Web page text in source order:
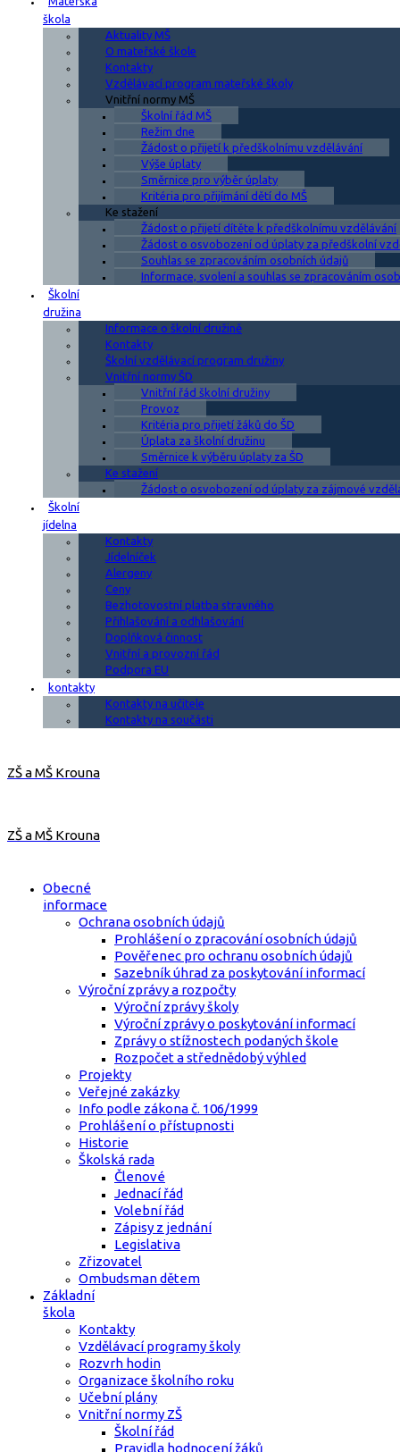
škola
Aktuality MŠ
O mateřské škole
Kontakty
Vzdělávací program mateřské školy
Vnitřní normy MŠ
Školní řád MŠ
Režim dne
Žádost o přijetí k předškolnímu vzdělávání
Výše úplaty
Směrnice pro výběr úplaty
Kritéria pro přijímání dětí do MŠ
Ke stažení
Žádost o přijetí dítěte k předškolnímu vzdělávání
Žádost o osvobození od úplaty za předškolní
Souhlas se zpracováním osobních údajů
Informace, svolení a souhlas se zpracováním
Školní
družina
Informace o školní družině
Kontakty
Školní vzdělávací program družiny
Vnitřní normy ŠD
Vnitřní řád školní družiny
Provoz
Kritéria pro přijetí žáků do ŠD
Úplata za školní družinu
Směrnice k výběru úplaty za ŠD
Ke stažení
Žádost o osvobození od úplaty za zájmové
Školní
jídelna
Kontakty
Jídelníček
Alergeny
Ceny
Bezhotovostní platba stravného
Přihlašování a odhlašování
Doplňková činnost
Vnitřní a provozní řád
Podpora EU
kontakty
Kontakty na učitele
Kontakty na součásti
ZŠ a MŠ Krouna
ZŠ a MŠ Krouna
Obecné
informace
Ochrana osobních údajů
Prohlášení o zpracování osobních údajů
Pověřenec pro ochranu osobních údajů
Sazebník úhrad za poskytování informací
Výroční zprávy a rozpočty
Výroční zprávy školy
Výroční zprávy o poskytování informací
Zprávy o stížnostech podaných škole
Rozpočet a střednědobý výhled
Projekty
Veřejné zakázky
Info podle zákona č. 106/1999
Prohlášení o přístupnosti
Historie
Školská rada
Členové
Jednací řád
Volební řád
Zápisy z jednání
Legislativa
Zřizovatel
Ombudsman dětem
Základní
škola
Kontakty
Vzdělávací programy školy
Rozvrh hodin
Organizace školního roku
Učební plány
Vnitřní normy ZŠ
Školní řád
Pravidla hodnocení žáků